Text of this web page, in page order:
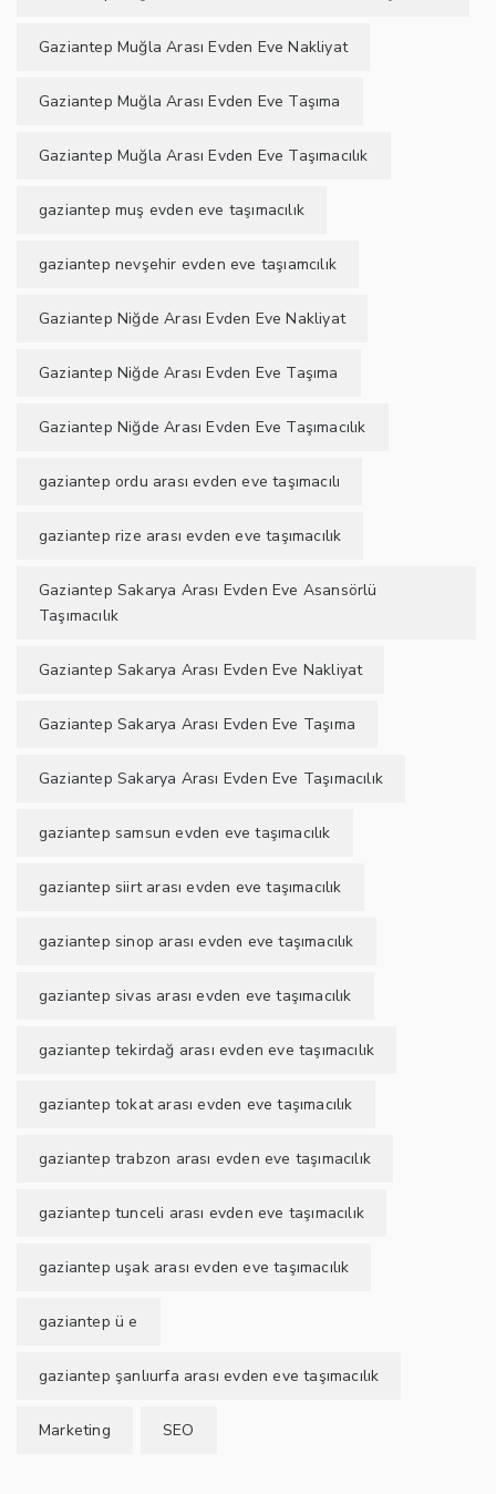
Gaziantep Muğla Arası Evden Eve Nakliyat
Gaziantep Muğla Arası Evden Eve Taşıma
Gaziantep Muğla Arası Evden Eve Taşımacılık
gaziantep muş evden eve taşımacılık
gaziantep nevşehir evden eve taşıamcılık
Gaziantep Niğde Arası Evden Eve Nakliyat
Gaziantep Niğde Arası Evden Eve Taşıma
Gaziantep Niğde Arası Evden Eve Taşımacılık
gaziantep ordu arası evden eve taşımacılı
gaziantep rize arası evden eve taşımacılık
Gaziantep Sakarya Arası Evden Eve Asansörlü
Taşımacılık
Gaziantep Sakarya Arası Evden Eve Nakliyat
Gaziantep Sakarya Arası Evden Eve Taşıma
Gaziantep Sakarya Arası Evden Eve Taşımacılık
gaziantep samsun evden eve taşımacılık
gaziantep siirt arası evden eve taşımacılık
gaziantep sinop arası evden eve taşımacılık
gaziantep sivas arası evden eve taşımacılık
gaziantep tekirdağ arası evden eve taşımacılık
gaziantep tokat arası evden eve taşımacılık
gaziantep trabzon arası evden eve taşımacılık
gaziantep tunceli arası evden eve taşımacılık
gaziantep uşak arası evden eve taşımacılık
gaziantep ü e
gaziantep şanlıurfa arası evden eve taşımacılık
Marketing SEO